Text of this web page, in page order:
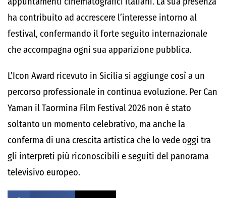
ha contribuito ad accrescere l’interesse intorno al
festival, confermando il forte seguito internazionale
che accompagna ogni sua apparizione pubblica.
L’Icon Award ricevuto in Sicilia si aggiunge così a un
percorso professionale in continua evoluzione. Per Can
Yaman il Taormina Film Festival 2026 non è stato
soltanto un momento celebrativo, ma anche la
conferma di una crescita artistica che lo vede oggi tra
gli interpreti più riconoscibili e seguiti del panorama
televisivo europeo.